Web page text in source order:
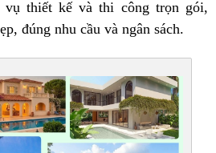
vụ thiết kế và thi công trọn gói,
đúng nhu cầu và ngân sách.